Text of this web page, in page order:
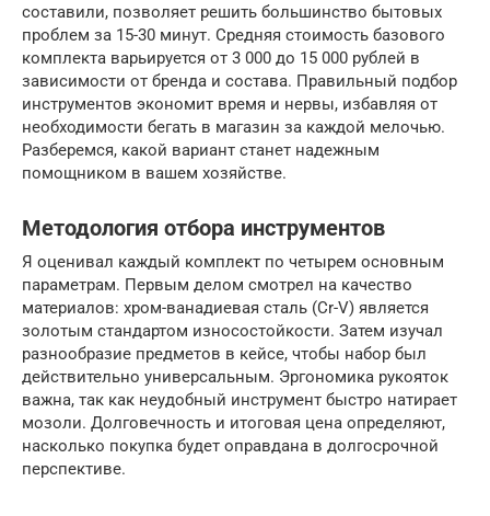
составили, позволяет решить большинство бытовых
проблем за 15-30 минут. Средняя стоимость базового
комплекта варьируется от 3 000 до 15 000 рублей в
зависимости от бренда и состава. Правильный подбор
инструментов экономит время и нервы, избавляя от
необходимости бегать в магазин за каждой мелочью.
Разберемся, какой вариант станет надежным
помощником в вашем хозяйстве.
Методология отбора инструментов
Я оценивал каждый комплект по четырем основным
параметрам. Первым делом смотрел на качество
материалов: хром-ванадиевая сталь (Cr-V) является
золотым стандартом износостойкости. Затем изучал
разнообразие предметов в кейсе, чтобы набор был
действительно универсальным. Эргономика рукояток
важна, так как неудобный инструмент быстро натирает
мозоли. Долговечность и итоговая цена определяют,
насколько покупка будет оправдана в долгосрочной
перспективе.